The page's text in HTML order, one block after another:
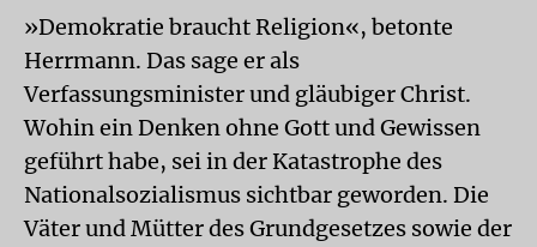
»Demokratie braucht Religion«, betonte
Herrmann. Das sage er als
Verfassungsminister und gläubiger Christ.
Wohin ein Denken ohne Gott und Gewissen
geführt habe, sei in der Katastrophe des
Nationalsozialismus sichtbar geworden. Die
Väter und Mütter des Grundgesetzes sowie der